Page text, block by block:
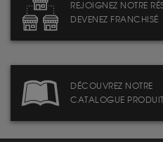
REJOIGNEZ NOTRE
DEVENEZ FRANCHISÉ
DÉCOUVREZ NOTRE
CATALOGUE